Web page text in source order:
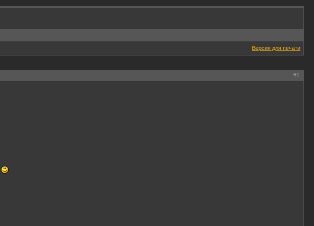
Версия для печати
#1